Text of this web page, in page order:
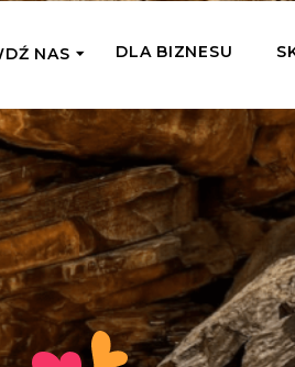
z okazji Dnia
część swojego
podopiecznym
NAS
Fundacji
listonoszy przekazanego przez
wsparcia
Jak pomagamy
Leczymy, Uczymy, Dajemy
– sprawdź co to oznacza w
DLA BIZNESU